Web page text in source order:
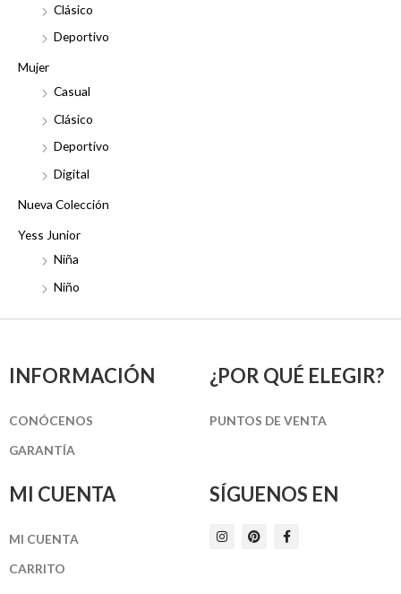
Clásico
Deportivo
Mujer
Casual
Clásico
Deportivo
Digital
Nueva Colección
Yess Junior
Niña
Niño
INFORMACIÓN
CONÓCENOS
GARANTÍA
¿POR QUÉ ELEGIR?
PUNTOS DE VENTA
MI CUENTA
MI CUENTA
CARRITO
SÍGUENOS EN
I
n
P
i
F
a